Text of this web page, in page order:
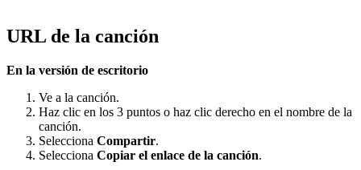
URL de la canción
En la versión de escritorio
Ve a la canción.
Haz clic en los 3 puntos o haz clic derecho en el nombre de la
canción.
Selecciona Compartir.
Selecciona Copiar el enlace de la canción.